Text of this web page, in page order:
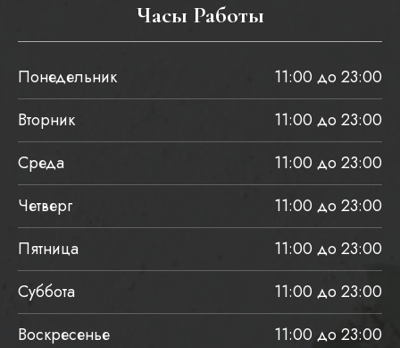
Часы Работы
Понедельник
11:00 до 23:00
Вторник
11:00 до 23:00
Среда
11:00 до 23:00
Четверг
11:00 до 23:00
Пятница
11:00 до 23:00
Суббота
11:00 до 23:00
Воскресенье
11:00 до 23:00